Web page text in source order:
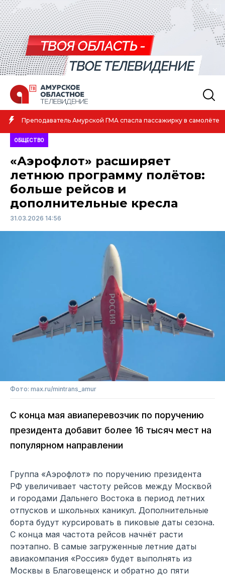
самолёте
Амурская спортсменка выиграла первенство
атлетике
ОБЩЕСТВО
«Аэрофлот» расширяет
летнюю программу полётов:
больше рейсов и
дополнительные кресла
31.03.2026 14:56
Фото: max.ru/mintrans_amur
С конца мая авиаперевозчик по поручению
президента добавит более 16 тысяч мест на
популярном направлении
Группа «Аэрофлот» по поручению президента
РФ увеличивает частоту рейсов между Москвой
и городами Дальнего Востока в период летних
отпусков и школьных каникул. Дополнительные
борта будут курсировать в пиковые даты сезона.
С конца мая частота рейсов начнёт расти
поэтапно. В самые загруженные летние даты
авиакомпания «Россия» будет выполнять из
Москвы в Благовещенск и обратно до пяти